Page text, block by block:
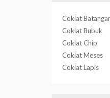
Coklat
Coklat Bubuk
Coklat Chip
Coklat Meses
Coklat Lapis